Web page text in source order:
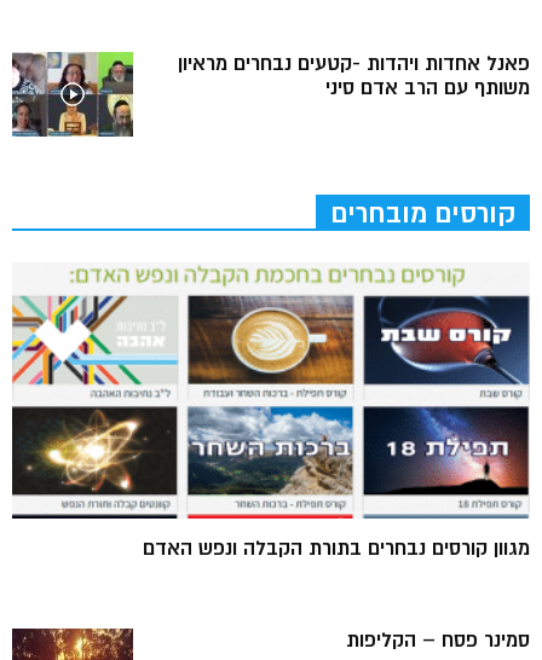
פאנל אחדות ויהדות -קטעים נבחרים מראיון
משותף עם הרב אדם סיני
קורסים מובחרים
מגוון קורסים נבחרים בתורת הקבלה ונפש האדם
סמינר פסח – הקליפות